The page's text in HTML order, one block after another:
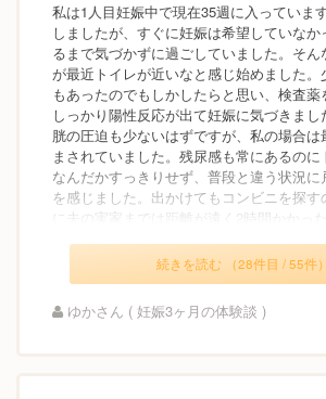
私は1人目妊娠中で現在35週に入っていま
しましたが、すぐに妊娠は希望していなか
るまで気づかずに過ごしていました。そ
が最近トイレが近いなと感じ始めました。
もあったのでもしかしたらと思い、検査薬
しっかり陽性反応が出て妊娠に気づきま
胱の圧迫も少ないはずですが、私の場合は
まされていました。残尿感も常にあるのに
なんだかすっきりせず、普段と違う状況に
を感じました。出かけてもコンビニを探
に夫の実家までは距離が遠く2時間かかっ
続きを読む （28件目 / 55件）
ゆかさん ( 妊娠3ヶ月の体験談 )